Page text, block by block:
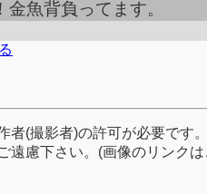
魚背負ってます。
者(撮影者)の許可が必要です
遠慮下さい。(画像のリンク